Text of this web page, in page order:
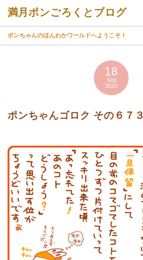
ポンちゃんのほんわかワールドへようこそ！
18
Sep
2020
ポンちゃんゴロク その６７３